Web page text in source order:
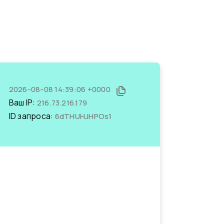
2026-08-08 14:39:06 +0000
Ваш IP: 216.73.216.179
ID запроса: 6dTHUHJHPOs1